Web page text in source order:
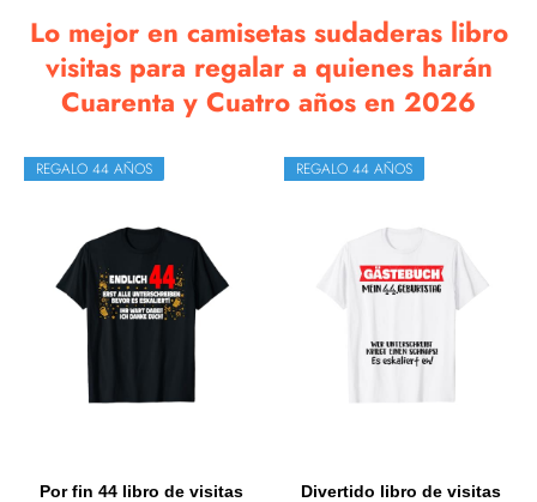
Lo mejor en camisetas sudaderas libro
visitas para regalar a quienes harán
Cuarenta y Cuatro años en 2026
REGALO 44 AÑOS
Por fin 44 libro de visitas
REGALO 44 AÑOS
Divertido libro de visitas